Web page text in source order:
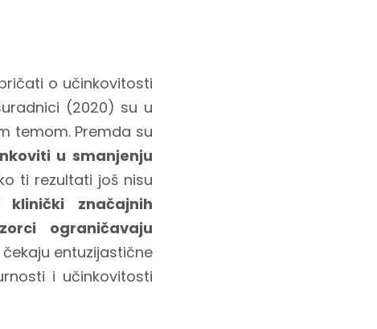
o učinkovitosti
(2020) su u
temom. Premda su
u smanjenju
ti rezultati još nisu
klinički značajnih
ograničavaju
entuzijastične
i učinkovitosti